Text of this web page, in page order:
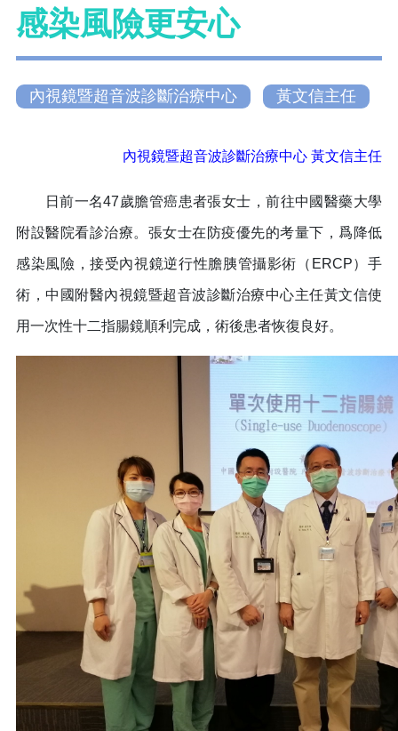
感染風險更安心
內視鏡暨超音波診斷治療中心 黃文信主任
內視鏡暨超音波診斷治療中心 黃文信主任
日前一名47歲膽管癌患者張女士，前往中國醫藥大學
附設醫院看診治療。張女士在防疫優先的考量下，爲降低
感染風險，接受內視鏡逆行性膽胰管攝影術（ERCP）手
術，中國附醫內視鏡暨超音波診斷治療中心主任黃文信使
用一次性十二指腸鏡順利完成，術後患者恢復良好。